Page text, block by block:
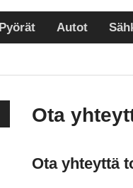
Pyörät Autot
Ota
Ota yhteyttä